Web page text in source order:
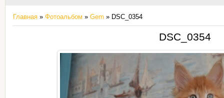
Главная » Фотоальбом » Gem » DSC_0354
DSC_0354